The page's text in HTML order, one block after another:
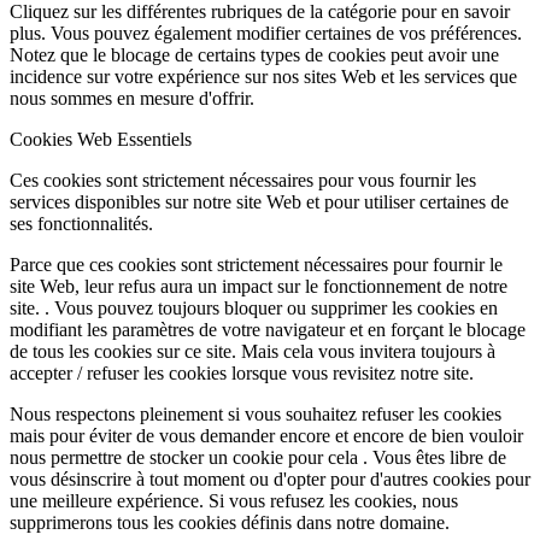
Cliquez sur les différentes rubriques de la catégorie pour en savoir
plus. Vous pouvez également modifier certaines de vos préférences.
Notez que le blocage de certains types de cookies peut avoir une
incidence sur votre expérience sur nos sites Web et les services que
nous sommes en mesure d'offrir.
Cookies Web Essentiels
Ces cookies sont strictement nécessaires pour vous fournir les
services disponibles sur notre site Web et pour utiliser certaines de
ses fonctionnalités.
Parce que ces cookies sont strictement nécessaires pour fournir le
site Web, leur refus aura un impact sur le fonctionnement de notre
site. . Vous pouvez toujours bloquer ou supprimer les cookies en
modifiant les paramètres de votre navigateur et en forçant le blocage
de tous les cookies sur ce site. Mais cela vous invitera toujours à
accepter / refuser les cookies lorsque vous revisitez notre site.
Nous respectons pleinement si vous souhaitez refuser les cookies
mais pour éviter de vous demander encore et encore de bien vouloir
nous permettre de stocker un cookie pour cela . Vous êtes libre de
vous désinscrire à tout moment ou d'opter pour d'autres cookies pour
une meilleure expérience. Si vous refusez les cookies, nous
supprimerons tous les cookies définis dans notre domaine.